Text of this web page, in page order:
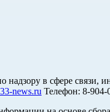
в сфере связи,
news.ru Телефон: 8-904-